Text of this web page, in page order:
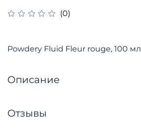
(0)
Powdery Fluid Fleur rouge, 100 мл
Описание
Отзывы